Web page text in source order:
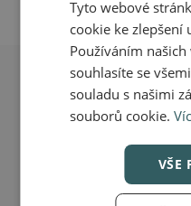
Chci
Tyto webové
cookie ke zlepšení
Používáním
souhlasíte se
souladu s našimi
souborů cookie.
VŠE